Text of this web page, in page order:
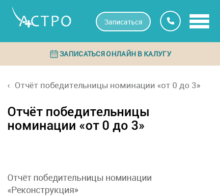
Записаться
ЗАПИСАТЬСЯ ОНЛАЙН В КАЛУГУ
Отчёт победительницы номинации «от 0 до 3»
Отчёт победительницы
номинации «от 0 до 3»
Отчёт победительницы номинации
«Реконструкция»